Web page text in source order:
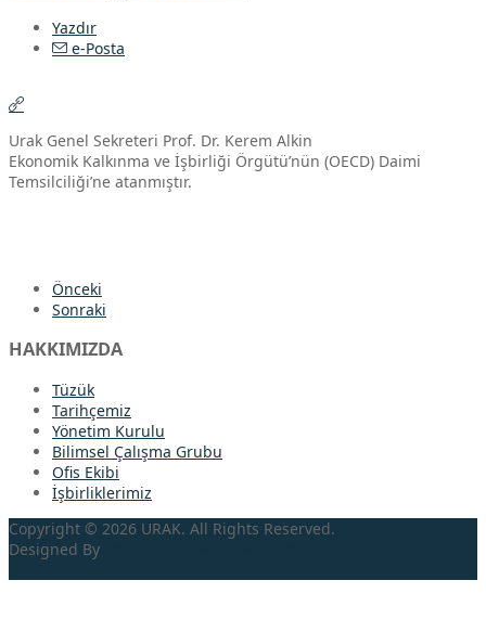
Yazdır
e-Posta
Urak Genel Sekreteri Prof. Dr. Kerem Alkin
Ekonomik Kalkınma ve İşbirliği Örgütü’nün (OECD) Daimi
Temsilciliği’ne atanmıştır.
Önceki
Sonraki
HAKKIMIZDA
Tüzük
Tarihçemiz
Yönetim Kurulu
Bilimsel Çalışma Grubu
Ofis Ekibi
İşbirliklerimiz
Copyright © 2026 URAK. All Rights Reserved.
Designed By